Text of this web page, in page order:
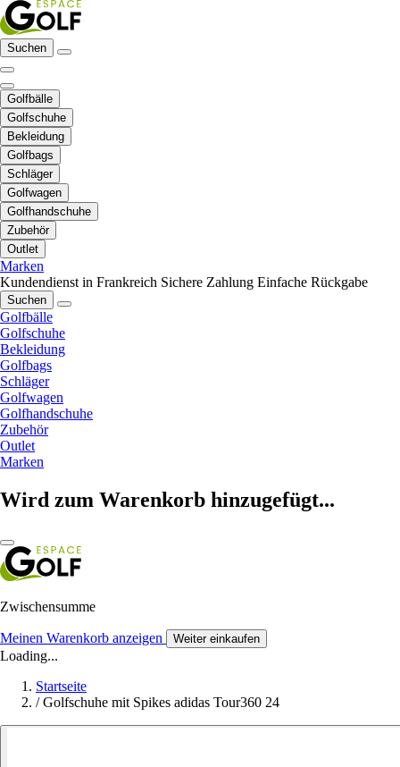
Suchen
Golfbälle
Golfschuhe
Bekleidung
Golfbags
Schläger
Golfwagen
Golfhandschuhe
Zubehör
Outlet
Marken
Kundendienst in Frankreich Sichere Zahlung Einfache Rückgabe
Suchen
Golfbälle
Golfschuhe
Bekleidung
Golfbags
Schläger
Golfwagen
Golfhandschuhe
Zubehör
Outlet
Marken
Wird zum Warenkorb hinzugefügt...
Zwischensumme
Meinen Warenkorb anzeigen Weiter einkaufen
Loading...
Startseite
/ Golfschuhe mit Spikes adidas Tour360 24